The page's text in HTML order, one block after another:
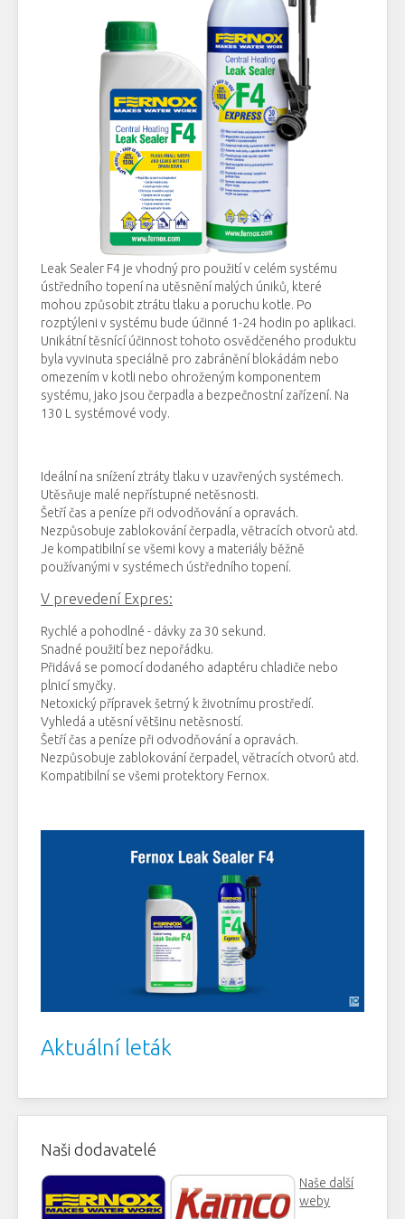
Leak Sealer F4 je vhodný pro použití v celém systému
ústředního topení na utěsnění malých úniků , které
mohou způsobit ztrátu tlaku a poruchu kotle. Po
rozptýleni v systému bude účinné 1-24 hodin po aplikaci.
Unikátní těsnící účinnost tohoto osvědčeného produktu
byla vyvinuta speciálně pro zabránění blokádám nebo
omezením v kotli nebo ohroženým komponentem
systému jako jsou čerpadla a bezpečnostní zařízení. Na
130 L systémové vody.
Ideální na snížení ztráty tlaku v uzavřených systémech.
Utěsňuje malé nepřístupné netěsnosti.
Šetří čas a peníze při odvodňování a opravách.
Nezpůsobuje zablokováníčerpadla větracích otvorů atd.
Je kompatibilní se všemi kovy a materiály běžně
používanými v systémech ústředního topení.
V prevedení Expres:
Rychlé a pohodlné - dávky za 30 sekund.
Snadné použití bez nepořádku.
Přidává se pomocí dodaného adaptéru chladiče nebo
plnicí smyčky.
Netoxický přípravek šetrný k životnímu prostředí.
Vyhledá a utěsnívětšinu netěsností.
Šetří čas a peníze při odvodňování a opravách.
Nezpůsobuje zablokováníčerpadel větracích otvorů atd.
Kompatibilní se všemi protektory Fernox.
Aktuální leták
Naši dodavatelé
Naše další
weby